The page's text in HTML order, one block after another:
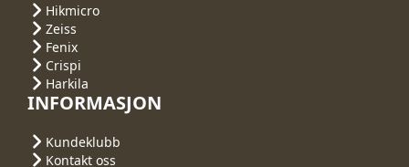
Hikmicro
Zeiss
Fenix
Crispi
Harkila
INFORMASJON
Kundeklubb
Kontakt oss